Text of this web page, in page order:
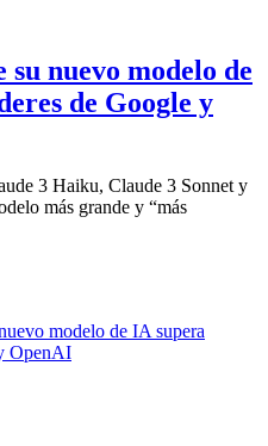
nuevo modelo de
de Google y
3 Haiku, Claude 3 Sonnet y
más grande y “más